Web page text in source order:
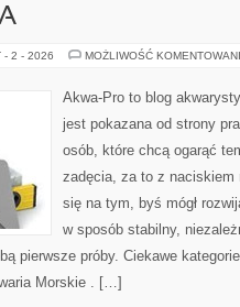
- 2 - 2026 MOŻLIWOŚĆ
Akwa-Pro to blog
jest pokazana od strony
osób, które chcą ogarąć
zadęcia, za to z naciskiem
się na tym, byś mógł
w sposób stabilny,
pierwsze próby. Ciekawe
Morskie . […]